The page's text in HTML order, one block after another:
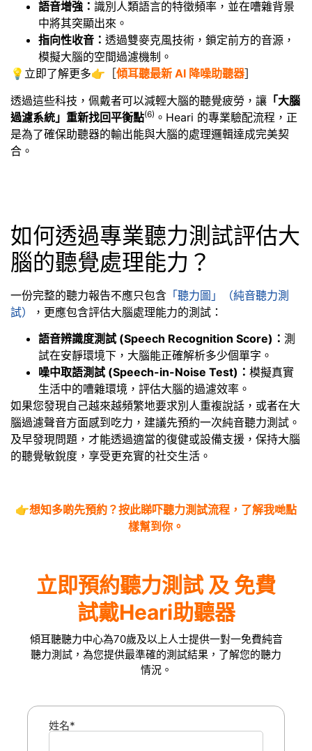
語音增強： 識別人類語言的特徵頻率，並在嘈雜背景
中將其突顯出來。
指向性收音： 透過雙麥克風技術，鎖定前方的音源，
模擬大腦的空間過濾機制。
💡立即了解更多👉［ 傾耳聽最新 AI 降噪助聽器］
透過這些科技，佩戴者可以減輕大腦的聽覺疲勞，讓 「大腦
過濾系統」重新找回平衡點(6) 。Heari 的專業驗配流程，正
是為了確保助聽器的輸出能與大腦的處理邏輯達成完美契
合。
如何透過專業聽力測試評估大
腦的聽覺處理能力？
一份完整的聽力報告不應只包含 「聽力圖」（純音聽力測
試）
，更應包含評估大腦處理能力的測試：
語音辨識度測試 (Speech Recognition Score)： 測
試在安靜環境下，大腦能正確解析多少個單字。
噪中取語測試 (Speech-in-Noise Test)： 模擬真實
生活中的嘈雜環境，評估大腦的過濾效率。
如果您發現自己越來越頻繁地要求別人重複說話，或者在大
腦過濾聲音方面感到吃力，建議先預約一次純音聽力測試。
及早發現問題，才能透過適當的復健或設備支援，保持大腦
的聽覺敏銳度，享受更充實的社交生活。
👉想知多啲先預約？按此睇吓聽力測試流程 ，了解我哋點
樣幫到你。
立即預約聽力測試 及 免費
試戴Heari助聽器
傾耳聽聽力中心為70歲及以上人士提供一對一免費純音
聽力測試，為您提供最準確的測試結果，了解您的聽力
情況。
姓名*